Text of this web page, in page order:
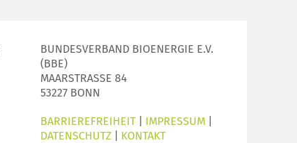
BUNDESVERBAND BIOENERGIE E.V.
(BBE)
MAARSTRASSE 84
53227 BONN
BARRIEREFREIHEIT IMPRESSUM
DATENSCHUTZ
KONTAKT